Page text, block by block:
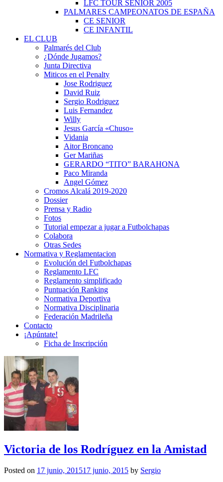
LFC TOUR SENIOR 2005
PALMARES CAMPEONATOS DE ESPAÑA
CE SENIOR
CE INFANTIL
EL CLUB
Palmarés del Club
¿Dónde Jugamos?
Junta Directiva
Miticos en el Penalty
Jose Rodriguez
David Ruiz
Sergio Rodriguez
Luis Fernandez
Willy
Jesus García «Chuso»
Vidania
Aitor Broncano
Ger Mariñas
GERARDO “TITO” BARAHONA
Paco Miranda
Angel Gómez
Cromos Alcalá 2019-2020
Dossier
Prensa y Radio
Fotos
Tutorial empezar a jugar a Futbolchapas
Colabora
Otras Sedes
Normativa y Reglamentacion
Evolución del Futbolchapas
Reglamento LFC
Reglamento simplificado
Puntuación Ranking
Normativa Deportiva
Normativa Disciplinaria
Federación Madrileña
Contacto
¡Apúntate!
Ficha de Inscripción
Victoria de los Rodríguez en la Amistad
Posted on 17 junio, 201517 junio, 2015 by Sergio